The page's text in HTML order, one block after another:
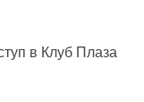
в Клуб Плаза